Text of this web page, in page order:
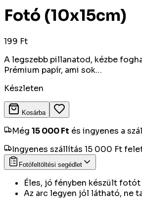
Fotó (10x15cm)
199 Ft
A legszebb pillanatod, kézbe
Prémium papír, ami sok…
Készleten
Kosárba
Még 15 000Ft és ingyenes a
Ingyenes szállítás 15 000 Ft
Fotófeltöltési segédlet
Éles, jó fényben készült
Az arc legyen jól látható, ne